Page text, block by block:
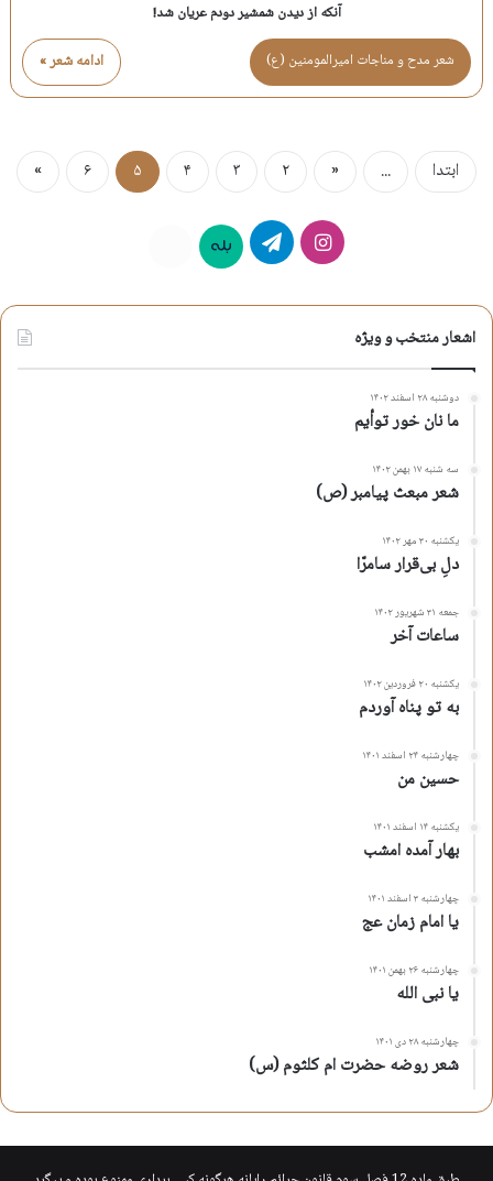
آنکه از دیدن شمشیر دودم عریان شد!
ادامه شعر » شعر مدح و مناجات اميرالمومنين (ع)
ابتدا ...
« ۲ ۳ ۴ ۵ ۶ »
اینستاگرامتلگرام بله
اشعار منتخب و ویژه
دوشنبه ۲۸ اسفند ۱۴۰۲
ما نان خور توأیم
سه شنبه ۱۷ بهمن ۱۴۰۲
شعر مبعث پیامبر (ص)
یکشنبه ۳۰ مهر ۱۴۰۲
دلِ بی‌قرار سامرّا
جمعه ۳۱ شهریور ۱۴۰۲
ساعات آخر
یکشنبه ۲۰ فروردین ۱۴۰۲
به تو پناه آوردم
چهارشنبه ۲۴ اسفند ۱۴۰۱
حسین من
یکشنبه ۱۴ اسفند ۱۴۰۱
بهار آمده امشب
چهارشنبه ۳ اسفند ۱۴۰۱
یا امام زمان عج
چهارشنبه ۲۶ بهمن ۱۴۰۱
یا نبی الله
چهارشنبه ۲۸ دی ۱۴۰۱
شعر روضه حضرت ام کلثوم (س)